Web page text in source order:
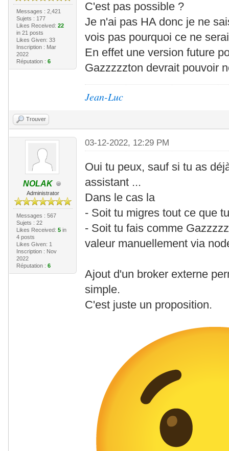
Messages : 2,421
Sujets : 177
Likes Received: 22
in 21 posts
Likes Given: 33
Inscription : Mar
2022
Réputation : 6
C'est pas possible ?
Je n'ai pas HA donc je ne
vois pas pourquoi ce ne
En effet une version future
Gazzzzzton devrait pouvoir
Jean-Luc
Trouver
NOLAK
Administrator
Messages : 567
Sujets : 22
Likes Received: 5in
4 posts
Likes Given: 1
Inscription : Nov
2022
Réputation : 6
03-12-2022, 12:29 PM
Oui tu peux, sauf si tu as
assistant ...
Dans le cas la
- Soit tu migres tout ce que
- Soit tu fais comme
valeur manuellement via
Ajout d'un broker externe
simple.
C'est juste un proposition.